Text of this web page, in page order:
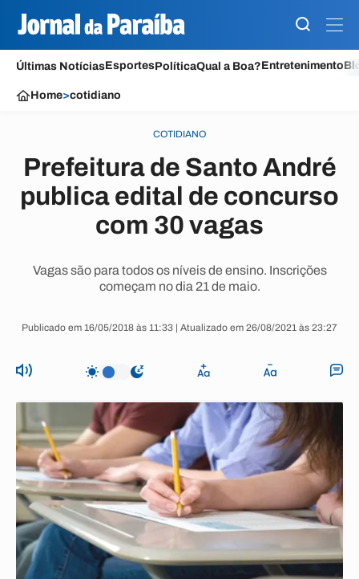
Últimas NotíciasEsportesPolíticaQual a Boa?Entretenimento
Home>cotidiano
COTIDIANO
Prefeitura de Santo André
publica edital de concurso
com 30 vagas
Vagas são para todos os níveis de ensino. Inscrições
começam no dia 21 de maio.
Publicado em 16/05/2018 às 11:33 | Atualizado em 26/08/2021 às 23:27